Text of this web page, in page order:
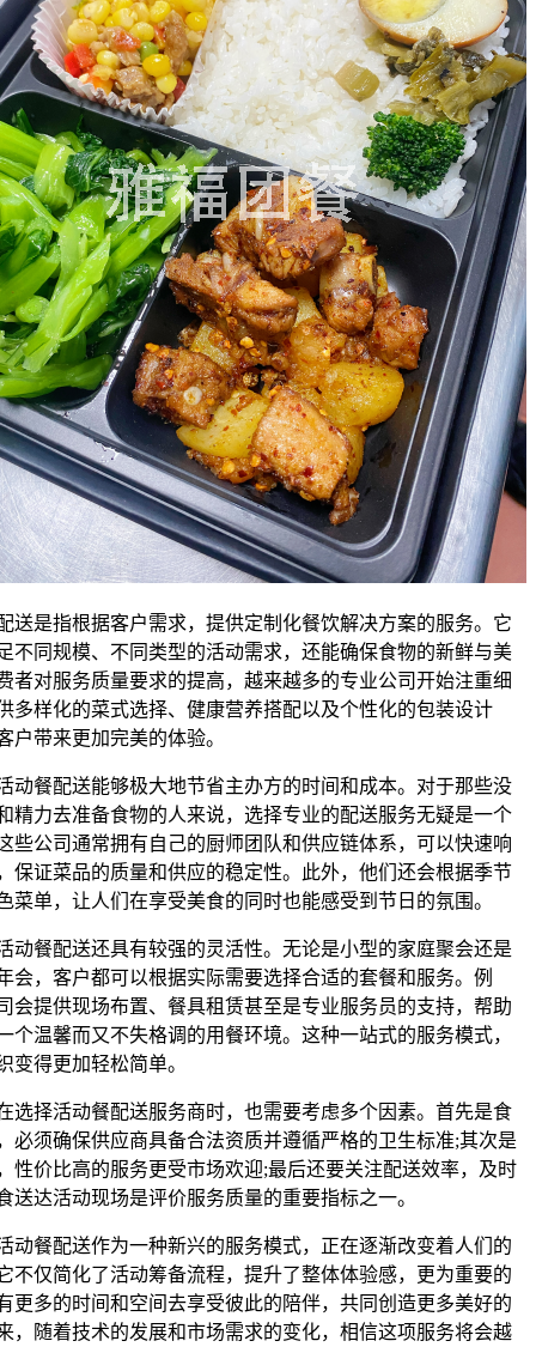
送是指根据客户需求，提供定制化餐饮解决方案的服务。它
不同规模、不同类型的活动需求，还能确保食物的新鲜与美
者对服务质量要求的提高，越来越多的专业公司开始注重细
多样化的菜式选择、健康营养搭配以及个性化的包装设计
户带来更加完美的体验。
动餐配送能够极大地节省主办方的时间和成本。对于那些没
精力去准备食物的人来说，选择专业的配送服务无疑是一个
些公司通常拥有自己的厨师团队和供应链体系，可以快速响
保证菜品的质量和供应的稳定性。此外，他们还会根据季节
菜单，让人们在享受美食的同时也能感受到节日的氛围。
动餐配送还具有较强的灵活性。无论是小型的家庭聚会还是
会，客户都可以根据实际需要选择合适的套餐和服务。例
会提供现场布置、餐具租赁甚至是专业服务员的支持，帮助
个温馨而又不失格调的用餐环境。这种一站式的服务模式，
变得更加轻松简单。
选择活动餐配送服务商时，也需要考虑多个因素。首先是食
必须确保供应商具备合法资质并遵循严格的卫生标准;其次是
性价比高的服务更受市场欢迎;最后还要关注配送效率，及时
送达活动现场是评价服务质量的重要指标之一。
动餐配送作为一种新兴的服务模式，正在逐渐改变着人们的
不仅简化了活动筹备流程，提升了整体体验感，更为重要的
更多的时间和空间去享受彼此的陪伴，共同创造更多美好的
，随着技术的发展和市场需求的变化，相信这项服务将会越